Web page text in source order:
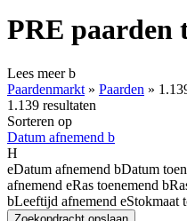
PRE paarden
Lees meerb
Paardenmarkt » Paarden »
1.139 resultaten
Sorteren op
Datum afnemend b
H
eDatum afnemend bDatum
afnemend eRas toenemend b
bLeeftijd afnemend eStokmaat